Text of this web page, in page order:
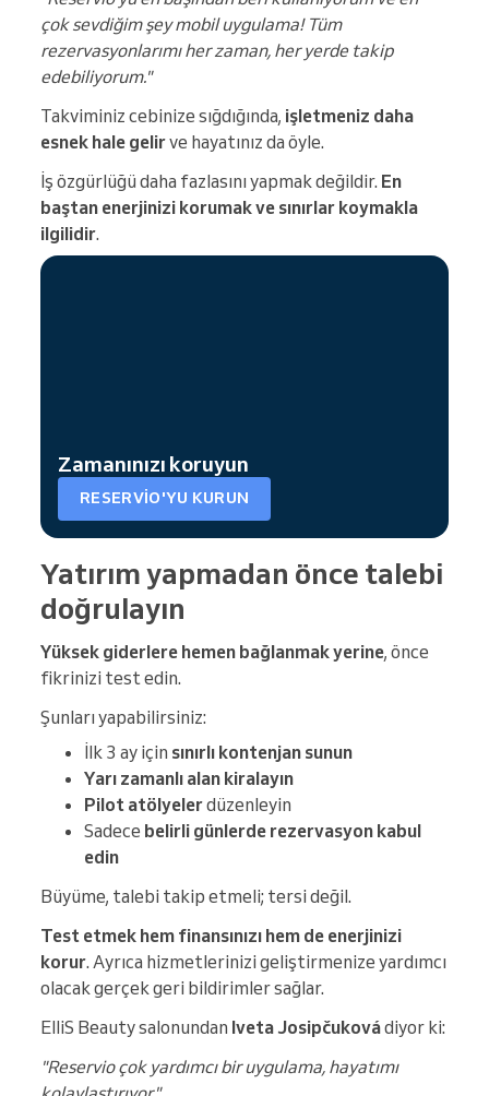
çok sevdiğim şey mobil uygulama! Tüm
rezervasyonlarımı her zaman, her yerde takip
edebiliyorum."
Takviminiz cebinize sığdığında, işletmeniz daha
esnek hale gelirve hayatınız da öyle.
İş özgürlüğü daha fazlasını yapmak değildir. En
baştan enerjinizi korumak ve sınırlar koymakla
ilgilidir.
Zamanınızı koruyun
RESERVIO'YU KURUN
Yatırım yapmadan önce talebi
doğrulayın
Yüksek giderlere hemen bağlanmak yerine, önce
fikrinizi test edin.
Şunları yapabilirsiniz:
İlk 3 ay için sınırlı kontenjan sunun
Yarı zamanlı alan kiralayın
Pilot atölyelerdüzenleyin
Sadece belirli günlerde rezervasyon kabul
edin
Büyüme, talebi takip etmeli; tersi değil.
Test etmek hem finansınızı hem de enerjinizi
korur. Ayrıca hizmetlerinizi geliştirmenize yardımcı
olacak gerçek geri bildirimler sağlar.
ElliS Beauty salonundan Iveta Josipčukovádiyor ki:
"Reservio çok yardımcı bir uygulama, hayatımı